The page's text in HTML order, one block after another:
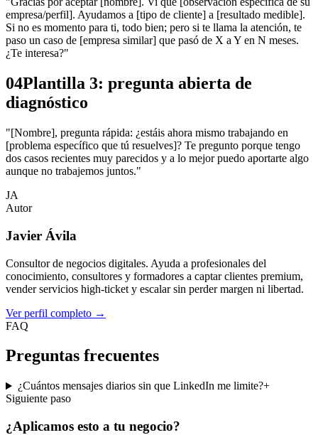
empresa/perfil]. Ayudamos a [tipo de cliente] a [resultado medible].
Si no es momento para ti, todo bien; pero si te llama la atención, te
paso un caso de [empresa similar] que pasó de X a Y en N meses.
¿Te interesa?"
04Plantilla 3: pregunta abierta de
diagnóstico
"[Nombre], pregunta rápida: ¿estáis ahora mismo trabajando en
[problema específico que tú resuelves]? Te pregunto porque tengo
dos casos recientes muy parecidos y a lo mejor puedo aportarte algo
aunque no trabajemos juntos."
JA
Autor
Javier Ávila
Consultor de negocios digitales. Ayuda a profesionales del
conocimiento, consultores y formadores a captar clientes premium,
vender servicios high-ticket y escalar sin perder margen ni libertad.
Ver perfil completo →
FAQ
Preguntas frecuentes
¿Cuántos mensajes diarios sin que LinkedIn me limite?+
Siguiente paso
¿Aplicamos esto a tu negocio?